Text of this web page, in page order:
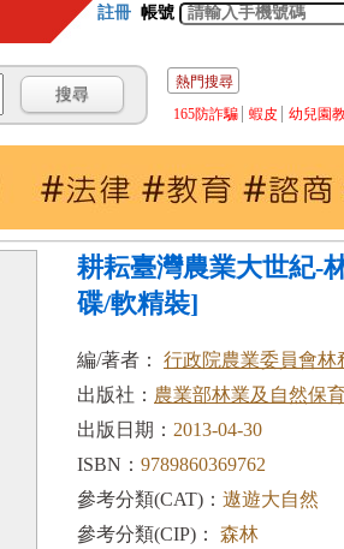
註冊 帳號
熱門搜尋
165防詐騙
蝦皮 幼兒園
耕耘臺灣農業大世紀-
碟/軟精裝]
編/著者： 行政院農業委員會林
出版社： 農業部林業及自然保
出版日期： 2013-04-30
ISBN： 9789860369762
參考分類(CAT)： 遨遊大自然
參考分類(CIP)：
森林